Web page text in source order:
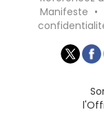
Manifeste •